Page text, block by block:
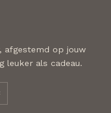
afgestemd op jouw
leuker als cadeau.